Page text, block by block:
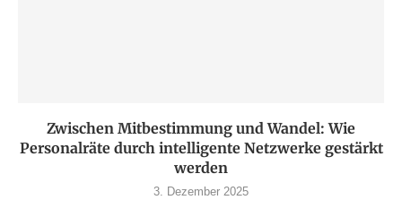
Zwischen Mitbestimmung und Wandel: Wie
Personalräte durch intelligente Netzwerke gestärkt
werden
3. Dezember 2025